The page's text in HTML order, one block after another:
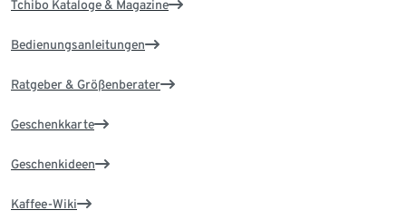
Tchibo Kataloge & Magazine
Bedienungsanleitungen
Ratgeber & Größenberater
Geschenkkarte
Geschenkideen
Kaffee-Wiki